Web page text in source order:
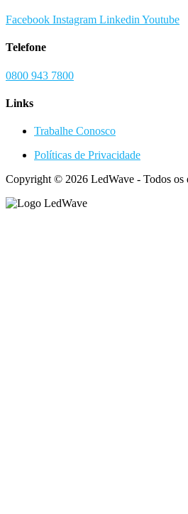
Facebook Instagram Linkedin Youtube
Telefone
0800 943 7800
Links
Trabalhe Conosco
Políticas de Privacidade
Copyright © 2026 LedWave - Todos os